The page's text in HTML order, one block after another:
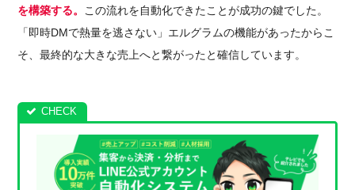
を構築する。
この流れを自動化できたことが成功の鍵でした。
「即時DMで熱量を逃さない」エルグラムの機能があったからこ
そ、最終的な大きな売上へと繋がったと確信しています。